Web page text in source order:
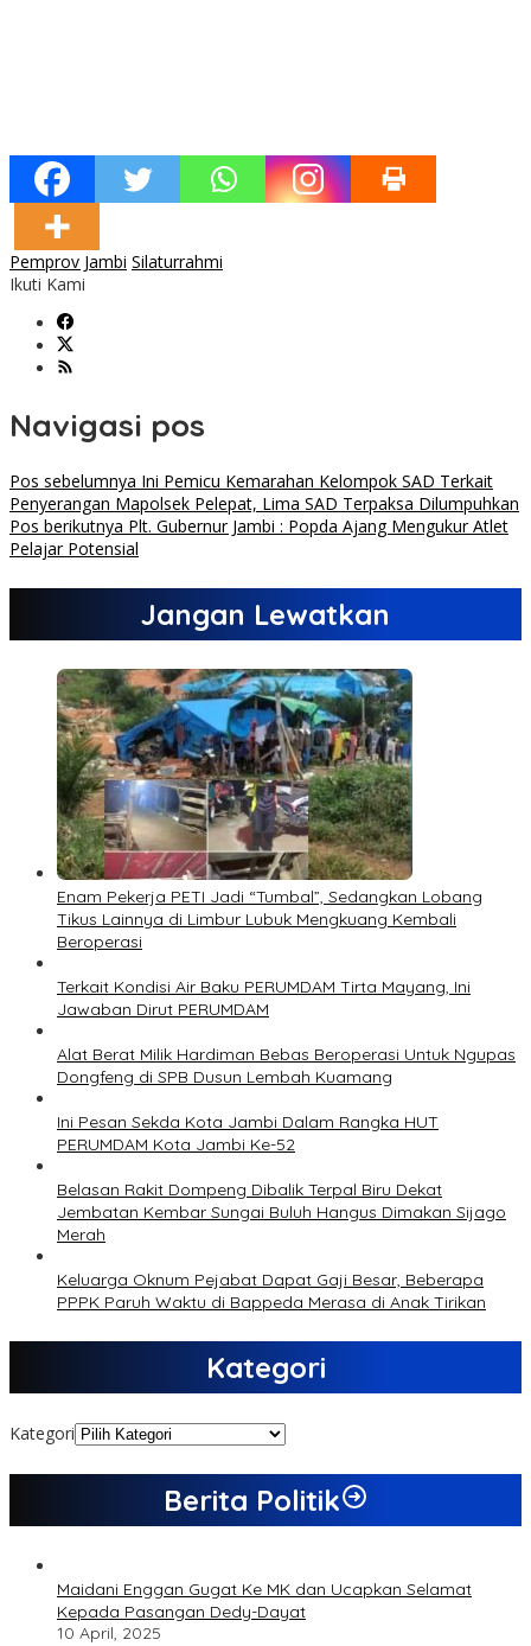
Pemprov Jambi Silaturrahmi
Ikuti Kami
Navigasi pos
Pos sebelumnya Ini Pemicu Kemarahan Kelompok SAD Terkait
Penyerangan Mapolsek Pelepat, Lima SAD Terpaksa Dilumpuhkan
Pos berikutnya Plt. Gubernur Jambi : Popda Ajang Mengukur Atlet
Pelajar Potensial
Jangan Lewatkan
Enam Pekerja PETI Jadi “Tumbal”, Sedangkan Lobang
Tikus Lainnya di Limbur Lubuk Mengkuang Kembali
Beroperasi
Terkait Kondisi Air Baku PERUMDAM Tirta Mayang, Ini
Jawaban Dirut PERUMDAM
Alat Berat Milik Hardiman Bebas Beroperasi Untuk Ngupas
Dongfeng di SPB Dusun Lembah Kuamang
Ini Pesan Sekda Kota Jambi Dalam Rangka HUT
PERUMDAM Kota Jambi Ke-52
Belasan Rakit Dompeng Dibalik Terpal Biru Dekat
Jembatan Kembar Sungai Buluh Hangus Dimakan Sijago
Merah
Keluarga Oknum Pejabat Dapat Gaji Besar, Beberapa
PPPK Paruh Waktu di Bappeda Merasa di Anak Tirikan
Kategori
Kategori
Berita Politik
Maidani Enggan Gugat Ke MK dan Ucapkan Selamat
Kepada Pasangan Dedy-Dayat
10 April, 2025